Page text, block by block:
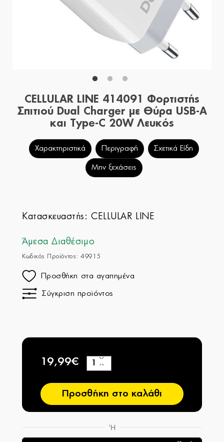
CELLULAR LINE 414091 Φορτιστής
Σπιτιού Dual Charger με Θύρα USB-A
και Type-C 20W Λευκός
Χαρακτηριστικά Περιγραφή Σχετικά Είδη
Μην ξεχάσεις
Κατασκευαστής:CELLULAR LINE
Άμεσα Διαθέσιμο
Κωδικός Προϊόντος: 49915
Προσθήκη στα αγαπημένα
Σύγκριση προϊόντος
19,99€
−
+
Προσθήκη στο καλάθι